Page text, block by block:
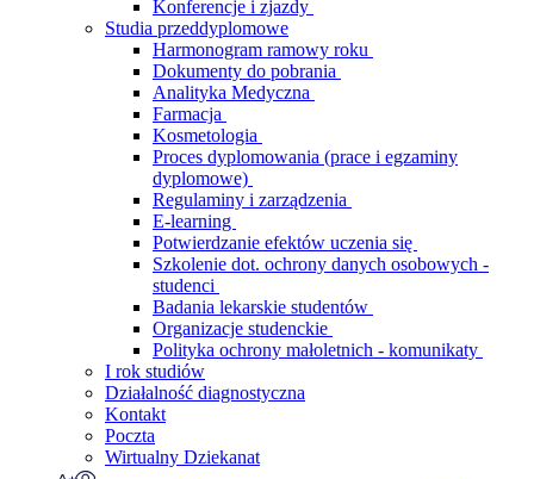
Konferencje i zjazdy
Studia przeddyplomowe
Harmonogram ramowy roku
Dokumenty do pobrania
Analityka Medyczna
Farmacja
Kosmetologia
Proces dyplomowania (prace i egzaminy
dyplomowe)
Regulaminy i zarządzenia
E-learning
Potwierdzanie efektów uczenia się
Szkolenie dot. ochrony danych osobowych -
studenci
Badania lekarskie studentów
Organizacje studenckie
Polityka ochrony małoletnich - komunikaty
I rok studiów
Działalność diagnostyczna
Kontakt
Poczta
Wirtualny Dziekanat